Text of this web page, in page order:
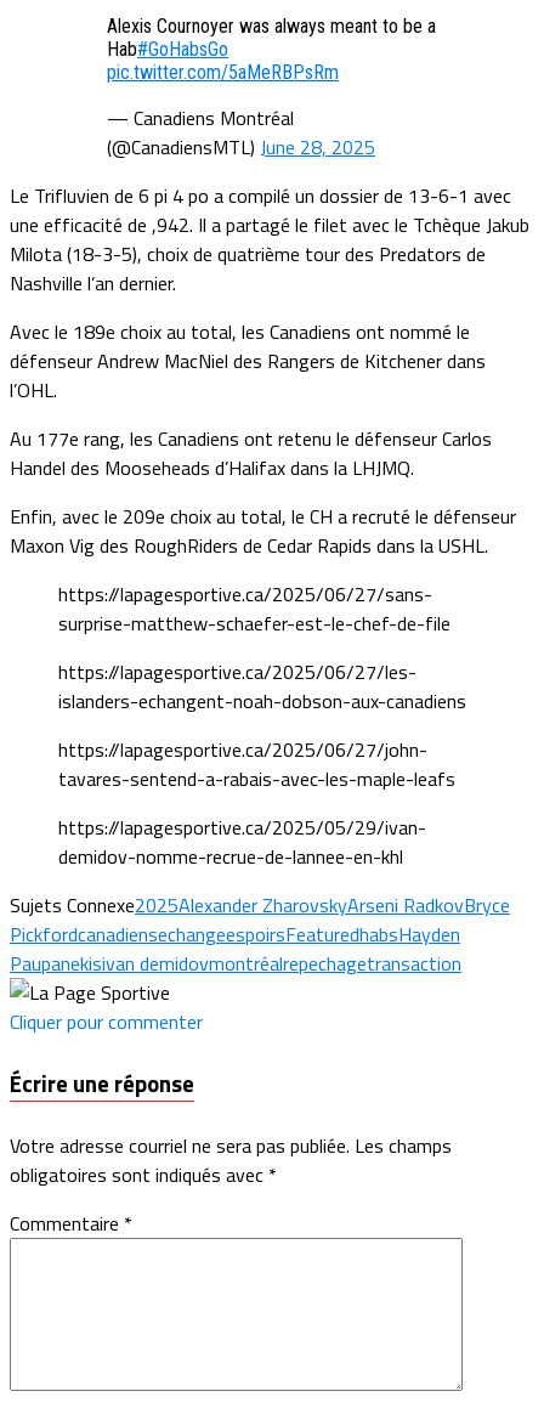
Alexis Cournoyer was always meant to be a
Hab#GoHabsGo
pic.twitter.com/5aMeRBPsRm
— Canadiens Montréal
(@CanadiensMTL) June 28, 2025
Le Trifluvien de 6 pi 4 po a compilé un dossier de 13-6-1 avec
une efficacité de ,942. Il a partagé le filet avec le Tchèque Jakub
Milota (18-3-5), choix de quatrième tour des Predators de
Nashville l’an dernier.
Avec le 189e choix au total, les Canadiens ont nommé le
défenseur Andrew MacNiel des Rangers de Kitchener dans
l’OHL.
Au 177e rang, les Canadiens ont retenu le défenseur Carlos
Handel des Mooseheads d’Halifax dans la LHJMQ.
Enfin, avec le 209e choix au total, le CH a recruté le défenseur
Maxon Vig des RoughRiders de Cedar Rapids dans la USHL.
https://lapagesportive.ca/2025/06/27/sans-
surprise-matthew-schaefer-est-le-chef-de-file
https://lapagesportive.ca/2025/06/27/les-
islanders-echangent-noah-dobson-aux-canadiens
https://lapagesportive.ca/2025/06/27/john-
tavares-sentend-a-rabais-avec-les-maple-leafs
https://lapagesportive.ca/2025/05/29/ivan-
demidov-nomme-recrue-de-lannee-en-khl
Sujets Connexe2025Alexander ZharovskyArseni RadkovBryce
PickfordcanadiensechangeespoirsFeaturedhabsHayden
Paupanekisivan demidovmontréalrepechagetransaction
Cliquer pour commenter
Écrire une réponse
Votre adresse courriel ne sera pas publiée. Les champs
obligatoires sont indiqués avec *
Commentaire *